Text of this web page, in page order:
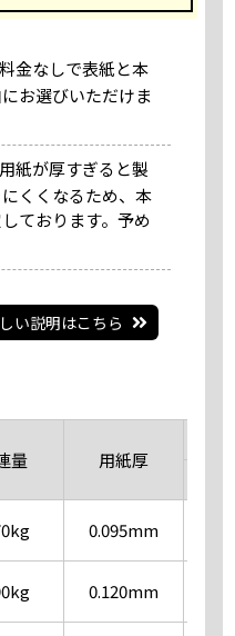
金なしで表紙と本
お選びいただけま
紙が厚すぎると製
くくなるため、本
ております。予め
い説明はこちら
量 用紙厚
0.095mm
0.120mm